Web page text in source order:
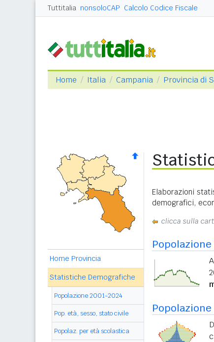
Tuttitalia nonsoloCAP Calcolo Codice Fiscale
Home Italia Campania Provincia di
Home Provincia
Statistiche Demografiche
Popolazione 2001-2024
Pop. età, sesso, stato civile
Popolaz. per età scolastica
Elaborazioni
demografici,
clicca sulla